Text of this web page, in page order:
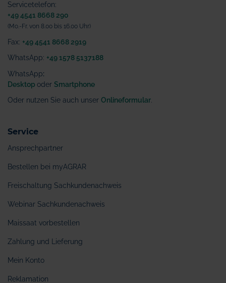
Servicetelefon:
+49 4541 8668 290
(Mo.-Fr. von 8.00 bis 16.00 Uhr)
Fax: +49 4541 8668 2919
WhatsApp: +49 1578 5137188
WhatsApp:
Desktop oder Smartphone
Oder nutzen Sie auch unser Onlineformular
Service
Ansprechpartner
Bestellen bei myAGRAR
Freischaltung Sachkundenachweis
Webinar Sachkundenachweis
Maissaat vorbestellen
Zahlung und Lieferung
Mein Konto
Reklamation